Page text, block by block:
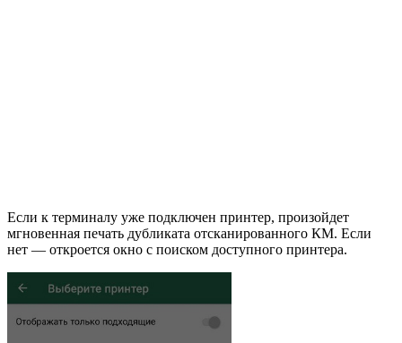
Если к терминалу уже подключен принтер, произойдет
мгновенная печать дубликата отсканированного КМ. Если
нет — откроется окно с поиском доступного принтера.